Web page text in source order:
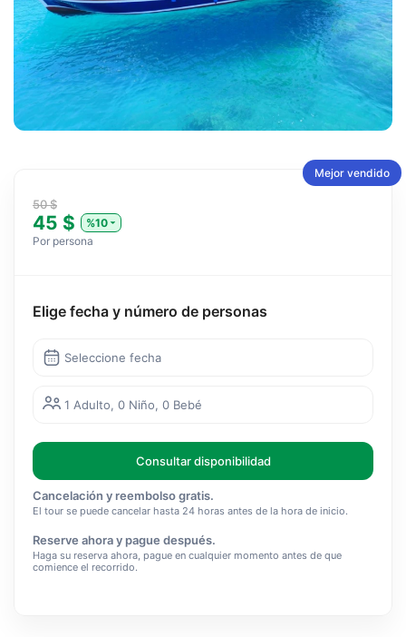
Mejor vendido
50 $
45 $
%10
Por persona
Elige fecha y número de personas
Seleccione fecha
1 Adulto, 0 Niño, 0 Bebé
Consultar disponibilidad
Cancelación y reembolso gratis.
El tour se puede cancelar hasta 24 horas antes de la hora de inicio.
Reserve ahora y pague después.
Haga su reserva ahora, pague en cualquier momento antes de que
comience el recorrido.